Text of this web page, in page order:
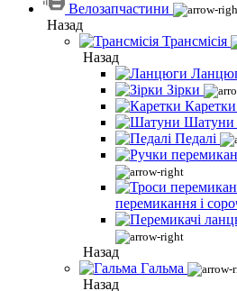
Велозапчастини
Назад
Трансмісія
Назад
Зірки
Каретки
Шатуни
Педалі
перемикання і
Назад
Гальма
Назад